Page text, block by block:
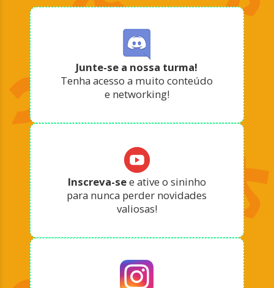
Junte-se a nossa turma!
Tenha acesso a muito conteúdo
e networking!
Inscreva-see ative o sininho
para nunca perder novidades
valiosas!